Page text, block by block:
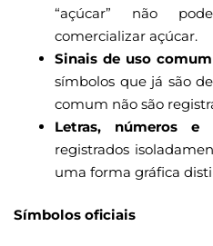
“açúcar” não
comercializar açúcar.
Sinais de uso
símbolos que já são
comum não são
Letras, números e
registrados
uma forma gráfica
Símbolos oficiais